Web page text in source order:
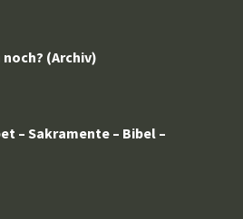
(Archiv)
– Sakramente – Bibel –